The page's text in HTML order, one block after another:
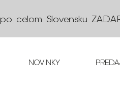
po celom Slovensku
NOVINKY